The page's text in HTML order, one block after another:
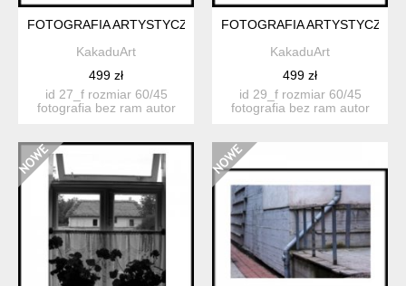
FOTOGRAFIA ARTYSTYCZNA 27F
KakaduArt
499 zł
id 27_f rozmiar 60/45
fotografia bez ram autor
FOTOGRAFIA ARTYSTYCZNA
KakaduArt
499 zł
id 29_f rozmiar 60/45
fotografia bez ram autor